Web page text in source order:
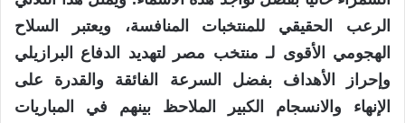
الرعب الحقيقي للمنتخبات المنافسة، ويعتبر السلاح
الهجومي الأقوى لـ منتخب مصر لتهديد الدفاع البرازيلي
وإحراز الأهداف بفضل السرعة الفائقة والقدرة على
الإنهاء والانسجام الكبير الملاحظ بينهم في المباريات